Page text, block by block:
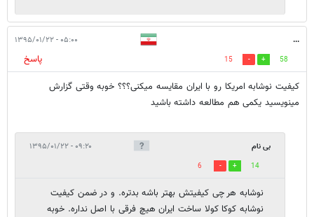
... ۰۵:۰۰ - ۱۳۹۵/۰۱/۲۲
58
15
پاسخ
کیفیت نوشابه امریکا رو با ایران مقایسه میکنی؟؟؟ خوبه وقتی گزارش
مینویسید یکمی هم مطالعه داشته باشید
بی نام ۰۹:۲۰ - ۱۳۹۵/۰۱/۲۲
14
6
نوشابه هر چی کیفیتش بهتر باشه بدتره. و در ضمن کیفیت
نوشابه کوکا کولا ساخت ایران هیچ فرقی با اصل نداره. خوبه